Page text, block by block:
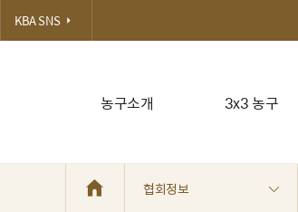
농구소개 3x3 농구
KBA SNS
협회정보